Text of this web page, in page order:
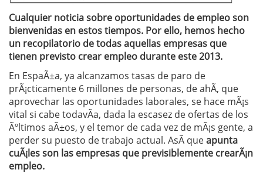
Cualquier noticia sobre oportunidades de empleo son
bienvenidas en estos tiempos. Por ello, hemos hecho
un recopilatorio de todas aquellas empresas que
tienen previsto crear empleo durante este 2013.
En EspaÃ±a, ya alcanzamos tasas de paro de
prÃ¡cticamente 6 millones de personas, de ahÃ­, que
aprovechar las oportunidades laborales, se hace mÃ¡s
vital si cabe todavÃ­a, dada la escasez de ofertas de los
Ãºltimos aÃ±os, y el temor de cada vez de mÃ¡s gente, a
perder su puesto de trabajo actual. AsÃ­ queapunta
cuÃ¡les son las empresas que previsiblemente crearÃ¡n
empleo.